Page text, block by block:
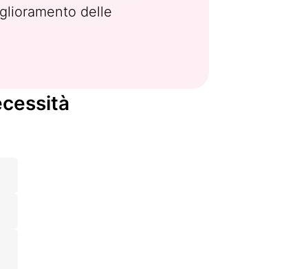
delle